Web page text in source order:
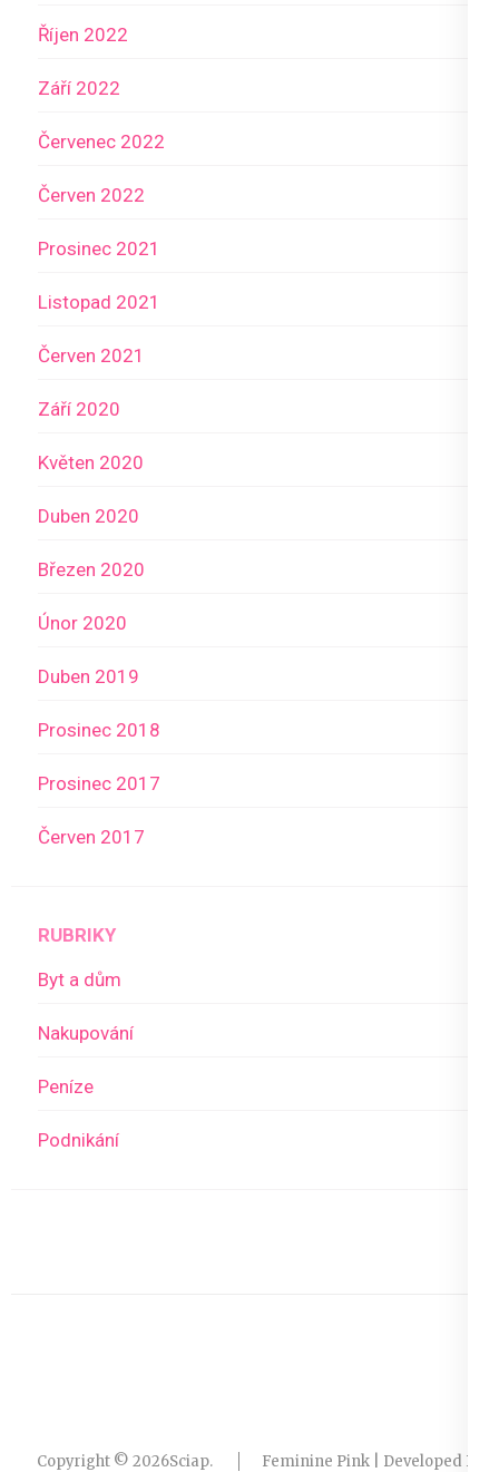
Říjen 2022
Září 2022
Červenec 2022
Červen 2022
Prosinec 2021
Listopad 2021
Červen 2021
Září 2020
Květen 2020
Duben 2020
Březen 2020
Únor 2020
Duben 2019
Prosinec 2018
Prosinec 2017
Červen 2017
RUBRIKY
Byt a dům
Nakupování
Peníze
Podnikání
Copyright © 2026Sciap. Feminine Pink | Developed By